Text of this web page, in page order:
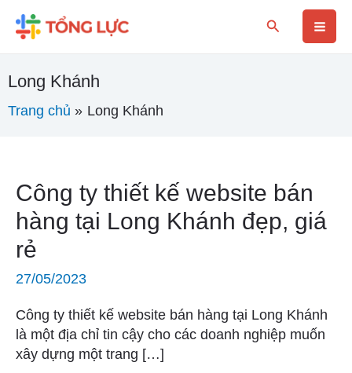
Tìm
Long Khánh
Trang chủ Long Khánh
Công ty thiết kế website bán
hàng tại Long Khánh đẹp, giá
rẻ
27/05/2023
Công ty thiết kế website bán hàng tại Long Khánh
là một địa chỉ tin cậy cho các doanh nghiệp muốn
xây dựng một trang […]
Công
thiết
kế
bán
hàng
tại
Long
Khánh